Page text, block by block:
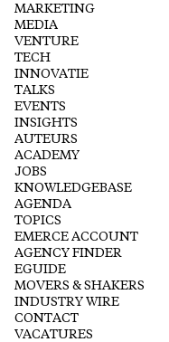
MARKETING
MEDIA
VENTURE
TECH
INNOVATIE
TALKS
EVENTS
INSIGHTS
AUTEURS
ACADEMY
JOBS
KNOWLEDGEBASE
AGENDA
TOPICS
EMERCE ACCOUNT
AGENCY FINDER
EGUIDE
MOVERS & SHAKERS
INDUSTRY WIRE
CONTACT
VACATURES